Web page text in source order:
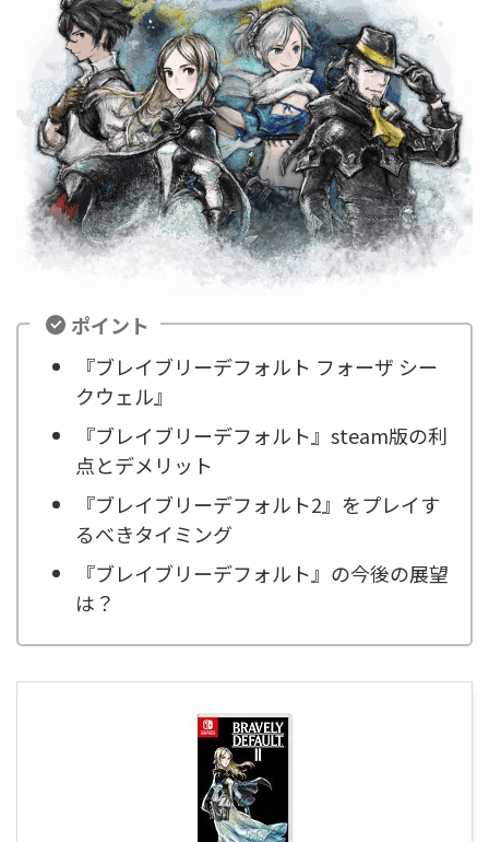
ポイント
『ブレイブリーデフォルト フォーザ シー
クウェル』
『ブレイブリーデフォルト』steam版の利
点とデメリット
『ブレイブリーデフォルト2』をプレイす
るべきタイミング
『ブレイブリーデフォルト』の今後の展望
は？